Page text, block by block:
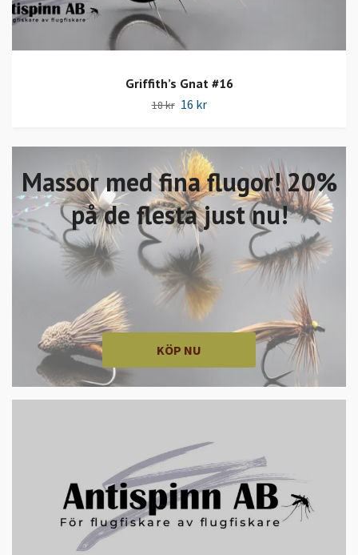
Massor med fina flugor! 20%
på de flesta just nu!
KÖP NU
Griffith’s Gnat #16
18 kr 16 kr